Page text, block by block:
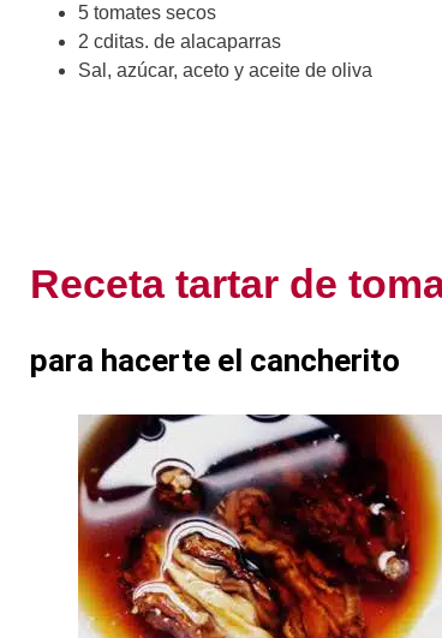
5 tomates secos
2 cditas. de alacaparras
Sal, azúcar, aceto y aceite de oliva
Receta tartar de
para hacerte el cancherito